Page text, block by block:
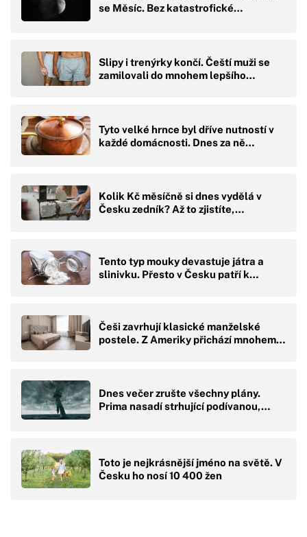
se Měsíc. Bez katastrofické…
Slipy i trenýrky končí. Čeští muži se
zamilovali do mnohem lepšího…
Tyto velké hrnce byl dříve nutností v
každé domácnosti. Dnes za ně…
Kolik Kč měsíčně si dnes vydělá v
Česku zedník? Až to zjistíte,…
Tento typ mouky devastuje játra a
slinivku. Přesto v Česku patří k…
Češi zavrhují klasické manželské
postele. Z Ameriky přichází mnohem…
Dnes večer zrušte všechny plány.
Prima nasadí strhující podívanou,…
Toto je nejkrásnější jméno na světě. V
Česku ho nosí 10 400 žen